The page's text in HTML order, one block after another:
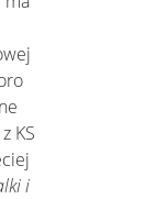
KS
i